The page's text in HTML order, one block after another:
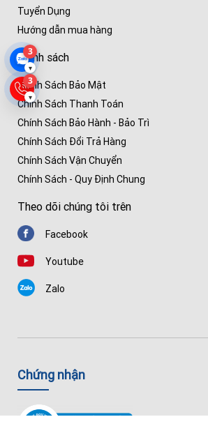
3
▾
3
▾
Tuyển Dụng
Hướng dẫn mua hàng
Chính sách
Chính Sách Bảo Mật
Chính Sách Thanh Toán
Chính Sách Bảo Hành - Bảo Trì
Chính Sách Đổi Trả Hàng
Chính Sách Vận Chuyển
Chính Sách - Quy Định Chung
Theo dõi chúng tôi trên
Facebook
Youtube
Zalo
Chứng nhận